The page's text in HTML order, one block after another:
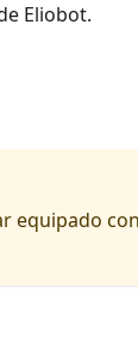
Eliobot.
equipado